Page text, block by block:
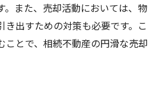
。また、売却活動においては、物
き出すための対策も必要です。こ
ことで、相続不動産の円滑な売却